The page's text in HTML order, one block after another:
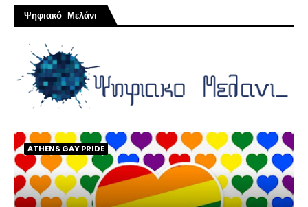
Ψηφιακό Μελάνι
ATHENS GAY PRIDE